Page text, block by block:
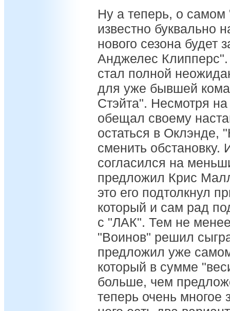
Ну а теперь, о самом
известно буквально
нового сезона будет
Анджелес Клипперс".
стал полной
для уже бывшей
Стэйта". Несмотря
обещал своему
остаться в Оклэнде,
сменить
согласился на
предложил Крис
это его подтолкнул
который и сам рад
с "ЛАК". Тем не
"Воинов" решил
предложил уже
который в сумме
больше, чем
теперь очень многое